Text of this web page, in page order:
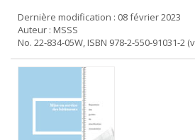
Dernière modification : 08 février 2023
Auteur : MSSS
No. 22-834-05W, ISBN 978-2-550-91031-2